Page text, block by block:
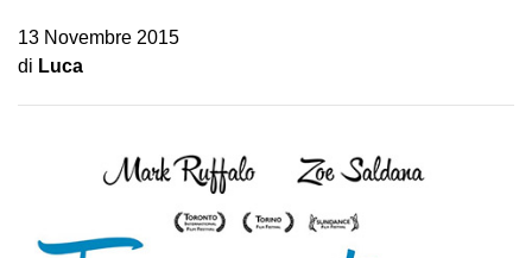
13 Novembre 2015
di Luca